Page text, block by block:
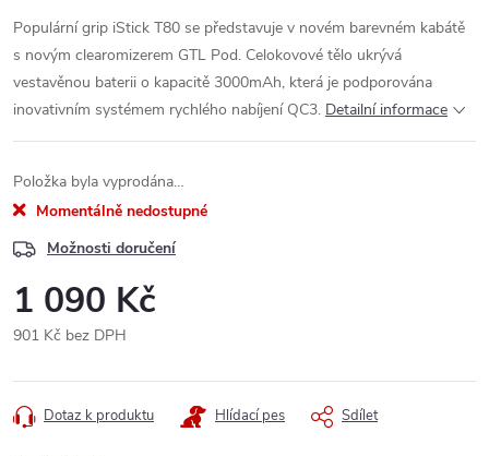
Populární grip iStick T80 se představuje v novém barevném kabátě
s novým clearomizerem GTL Pod. Celokovové tělo ukrývá
vestavěnou baterii o kapacitě 3000mAh, která je podporována
inovativním systémem rychlého nabíjení QC3. Detailní informace
Položka byla vyprodána…
Momentálně nedostupné
Možnosti doručení
1 090 Kč
901 Kč bez DPH
cena:
Dotaz k produktu Hlídací pes Sdílet